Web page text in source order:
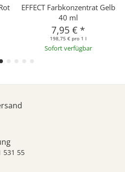
EFFECT Farbkonzentrat Gelb
40 ml
7,95 € *
198,75 € pro 1 l
Sofort verfügbar
531 55